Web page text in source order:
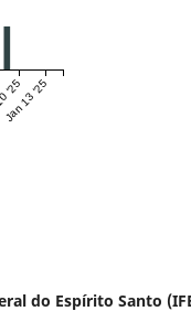
'25
Jan 13 '25
do Espírito Santo